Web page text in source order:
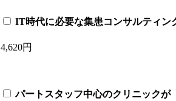
IT時代に必要な集患コンサルティン
4,620円
パートスタッフ中心のクリニックが